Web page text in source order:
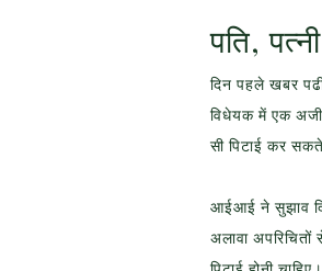
पति,
दिन पहले खबर
विधेयक में एक
सी पिटाई कर
आईआई ने सुझाव
अलावा